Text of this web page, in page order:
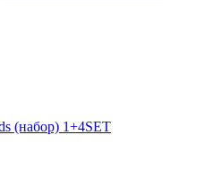
(набор) 1+4SET